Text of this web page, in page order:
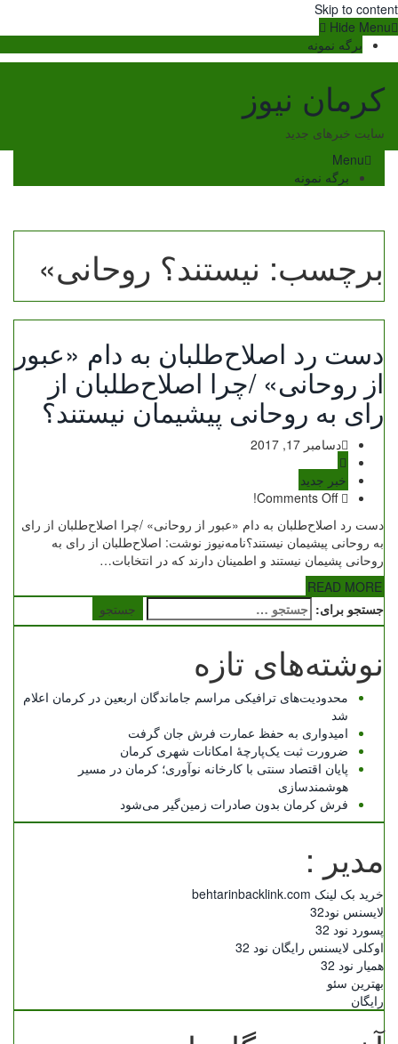
Skip to content
Hide Menu
برگه نمونه
کرمان نیوز
سایت خبرهای جدید
Menu
برگه نمونه
برچسب: نیستند؟ روحانی»
دست رد اصلاح‌طلبان به دام «عبور
از روحانی» /چرا اصلاح‌طلبان از
رای به روحانی پیشیمان نیستند؟
دسامبر 17, 2017
خبر جدید
Comments Off!
دست رد اصلاح‌طلبان به دام «عبور از روحانی» /چرا اصلاح‌طلبان از رای
به روحانی پیشیمان نیستند؟نامه‌نیوز نوشت: اصلاح‌طلبان از رای به
روحانی پشیمان نیستند و اطمینان دارند که در انتخابات…
READ MORE
جستجو برای:
نوشته‌های تازه
محدودیت‌های ترافیکی مراسم جاماندگان اربعین در کرمان اعلام
شد
امیدواری به حفظ عمارت فرش جان گرفت
ضرورت ثبت یک‌پارچۀ امکانات شهری کرمان
پایان اقتصاد سنتی با کارخانه نوآوری؛ کرمان در مسیر
هوشمندسازی
فرش کرمان بدون صادرات زمین‌گیر می‌شود
مدیر :
خرید بک لینک behtarinbacklink.com
لایسنس نود32
پسورد نود 32
اوکلی لایسنس رایگان نود 32
همیار نود 32
بهترین سئو
رایگان